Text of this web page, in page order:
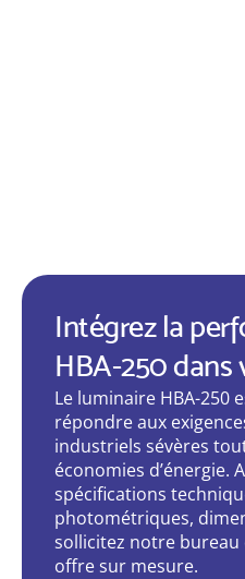
Intégrez la
HBA-250 dans
Le luminaire HBA-250
répondre aux
industriels sévères
économies d’énergie.
spécifications
photométriques,
sollicitez notre bureau
offre sur mesure.